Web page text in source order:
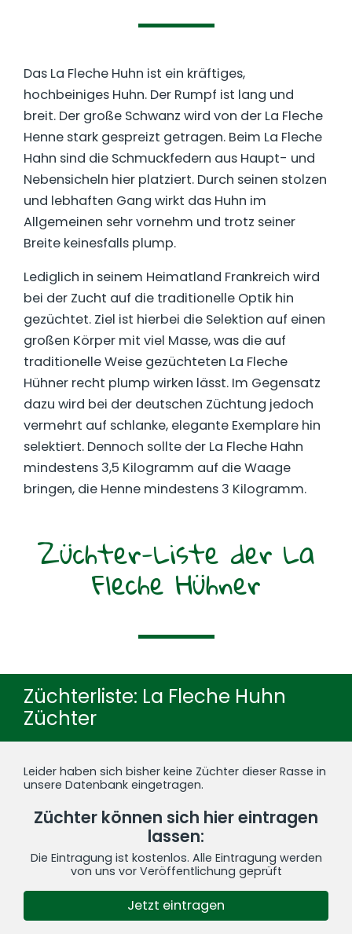
Das La Fleche Huhn ist ein kräftiges,
hochbeiniges Huhn. Der Rumpf ist lang und
breit. Der große Schwanz wird von der La Fleche
Henne stark gespreizt getragen. Beim La Fleche
Hahn sind die Schmuckfedern aus Haupt- und
Nebensicheln hier platziert. Durch seinen stolzen
und lebhaften Gang wirkt das Huhn im
Allgemeinen sehr vornehm und trotz seiner
Breite keinesfalls plump.
Lediglich in seinem Heimatland Frankreich wird
bei der Zucht auf die traditionelle Optik hin
gezüchtet. Ziel ist hierbei die Selektion auf einen
großen Körper mit viel Masse, was die auf
traditionelle Weise gezüchteten La Fleche
Hühner recht plump wirken lässt. Im Gegensatz
dazu wird bei der deutschen Züchtung jedoch
vermehrt auf schlanke, elegante Exemplare hin
selektiert. Dennoch sollte der La Fleche Hahn
mindestens 3,5 Kilogramm auf die Waage
bringen, die Henne mindestens 3 Kilogramm.
Züchter-Liste der La
Fleche Hühner
Züchterliste: La Fleche Huhn
Züchter
Leider haben sich bisher keine Züchter dieser Rasse in
unsere Datenbank eingetragen.
Züchter können sich hier eintragen
lassen:
Die Eintragung ist kostenlos. Alle Eintragung werden
von uns vor Veröffentlichung geprüft
Jetzt eintragen